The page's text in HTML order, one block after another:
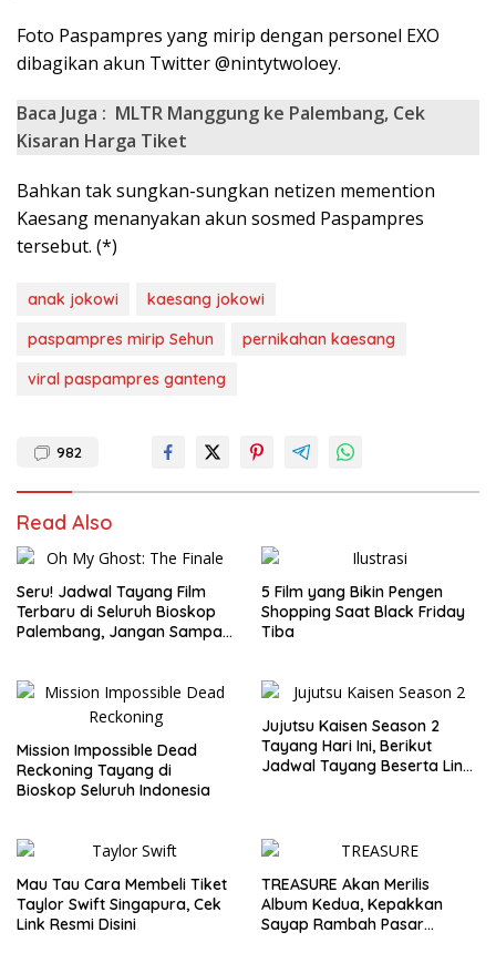
Foto Paspampres yang mirip dengan personel EXO
dibagikan akun Twitter @nintytwoloey.
Baca Juga : MLTR Manggung ke Palembang, Cek
Kisaran Harga Tiket
Bahkan tak sungkan-sungkan netizen memention
Kaesang menanyakan akun sosmed Paspampres
tersebut. (*)
anak jokowi
kaesang jokowi
paspampres mirip Sehun
pernikahan kaesang
viral paspampres ganteng
982
Read Also
Seru! Jadwal Tayang Film
Terbaru di Seluruh Bioskop
Palembang, Jangan Sampai
5 Film yang Bikin Pengen
Shopping Saat Black Friday
Tiba
Mission Impossible Dead
Reckoning Tayang di
Bioskop Seluruh Indonesia
Jujutsu Kaisen Season 2
Tayang Hari Ini, Berikut
Jadwal Tayang Beserta Link
Mau Tau Cara Membeli Tiket
Taylor Swift Singapura, Cek
Link Resmi Disini
TREASURE Akan Merilis
Album Kedua, Kepakkan
Sayap Rambah Pasar